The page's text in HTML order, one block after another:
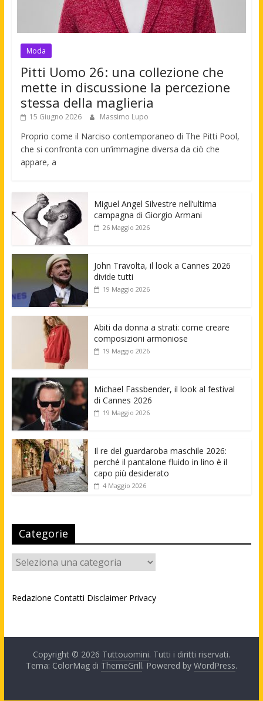
Moda
Pitti Uomo 26: una collezione che
mette in discussione la percezione
stessa della maglieria
15 Giugno 2026 Massimo Lupo
Proprio come il Narciso contemporaneo di The Pitti Pool,
che si confronta con un’immagine diversa da ciò che
appare, a
Miguel Angel Silvestre nell’ultima
campagna di Giorgio Armani
26 Maggio 2026
John Travolta, il look a Cannes 2026
divide tutti
19 Maggio 2026
Abiti da donna a strati: come creare
composizioni armoniose
19 Maggio 2026
Michael Fassbender, il look al festival
di Cannes 2026
19 Maggio 2026
Il re del guardaroba maschile 2026:
perché il pantalone fluido in lino è il
capo più desiderato
4 Maggio 2026
Categorie
Categorie
Redazione Contatti Disclaimer Privacy
Copyright © 2026 Tuttouomini. Tutti i diritti riservati.
Tema: ColorMag di ThemeGrill. Powered by WordPress.